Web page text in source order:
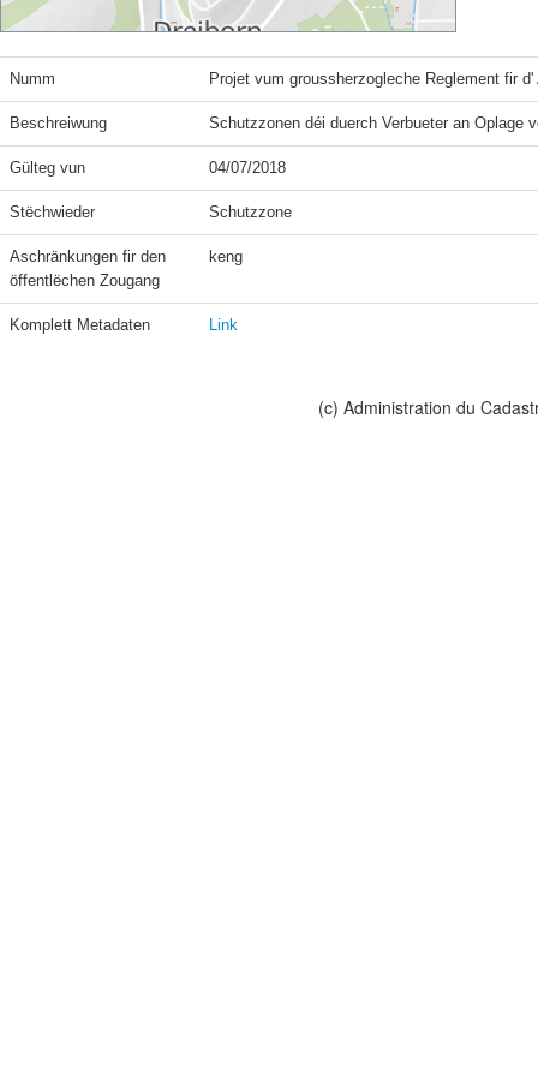
Numm Projet vum groussherzogleche Reglement fir
Beschreiwung Schutzzonen déi duerch Verbueter an Oplage
Gülteg vun 04/07/2018
Stëchwieder Schutzzone
Aschränkungen fir den
öffentlëchen Zougang
keng
Komplett Metadaten Link
(c) Administration du